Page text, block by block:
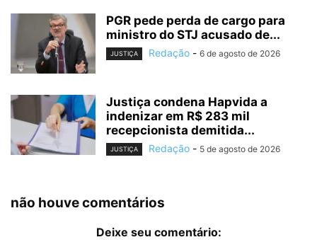
PGR pede perda de cargo para
ministro do STJ acusado de...
JUSTIÇA Redação - 6 de agosto de 2026
Justiça condena Hapvida a
indenizar em R$ 283 mil
recepcionista demitida...
JUSTIÇA Redação - 5 de agosto de 2026
não houve comentários
Deixe seu comentário: